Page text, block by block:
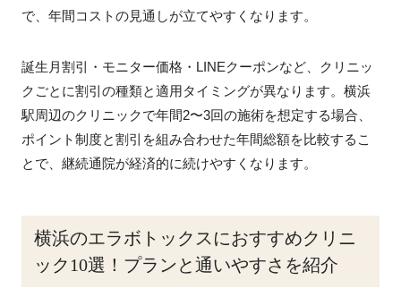
で、年間コストの見通しが立てやすくなります。
誕生月割引・モニター価格・LINEクーポンなど、クリニッ
クごとに割引の種類と適用タイミングが異なります。横浜
駅周辺のクリニックで年間2〜3回の施術を想定する場合、
ポイント制度と割引を組み合わせた年間総額を比較するこ
とで、継続通院が経済的に続けやすくなります。
横浜のエラボトックスにおすすめクリニ
ック10選！プランと通いやすさを紹介